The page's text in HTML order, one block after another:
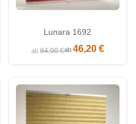
Lunara 1692
ab84,00 €ab 46,20 €